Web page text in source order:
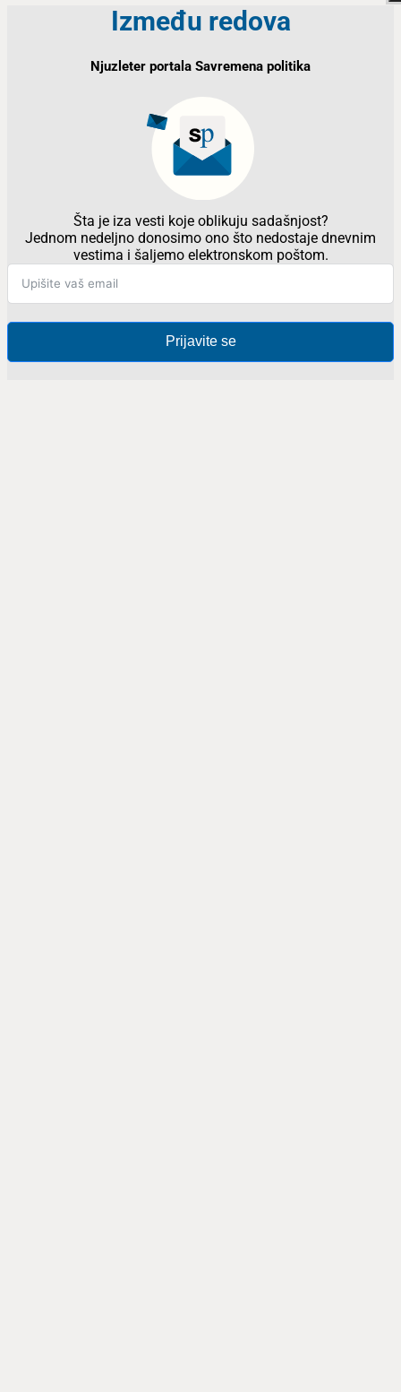
Između redova
Njuzleter portala Savremena politika
Šta je iza vesti koje oblikuju sadašnjost?
Jednom nedeljno donosimo ono što nedostaje dnevnim
vestima i šaljemo elektronskom poštom.
Prijavite se